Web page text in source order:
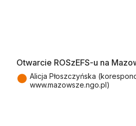
Otwarcie ROSzEFS-u na
● Alicja Płoszczyńska
www.mazowsze.ngo.pl)